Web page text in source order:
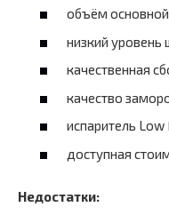
объём
низкий уровень
качественная
качество
испаритель
доступная
Недостатки: